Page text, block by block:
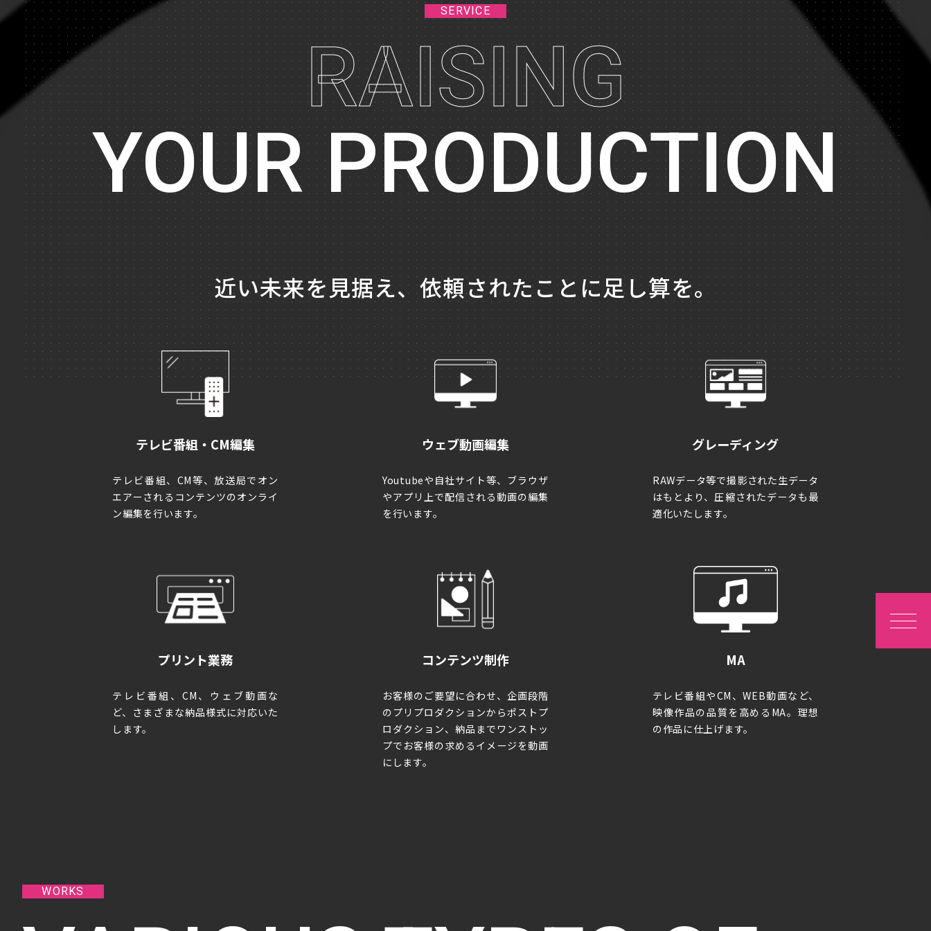
Studio
DETAIL
FLOW
SERVICE
RAISING
YOUR PRODUCTION
近い未来を見据え、依頼されたことに足し算を。
テレビ番組・CM編集
テレビ番組、CM等、放送局でオン
エアーされるコンテンツのオンライ
ン編集を行います。
ウェブ動画編集
Youtubeや自社サイト等、ブラウザ
やアプリ上で配信される動画の編集
を行います。
グレーディング
RAWデータ等で撮影された生データ
はもとより、圧縮されたデータも最
適化いたします。
プリント業務
テレビ番組、CM、ウェブ動画な
ど、さまざまな納品様式に対応いた
します。
コンテンツ制作
お客様のご要望に合わせ、企画段階
のプリプロダクションからポストプ
ロダクション、納品までワンストッ
プでお客様の求めるイメージを動画
にします。
MA
テレビ番組やCM、WEB動画など、
映像作品の品質を高めるMA。理想
の作品に仕上げます。
WORKS